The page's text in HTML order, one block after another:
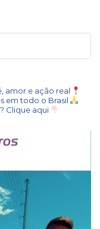
amor e ação real
em todo o Brasil
Clique aqui